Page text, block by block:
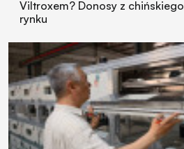
Viltroxem? Donosy z chińskiego
rynku